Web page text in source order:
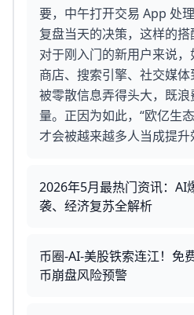
要，中午打开交易 App 处
复盘当天的决策，这样的搭
对于刚入门的新用户来说
商店、搜索引擎、社交媒
被零散信息弄得头大，既
量。正因为如此，“欧亿生
才会被越来越多人当成提升
2026年5月最热门资讯：AI
袭、经济复苏全解析
币圈-AI-美股铁索连江！免
币崩盘风险预警